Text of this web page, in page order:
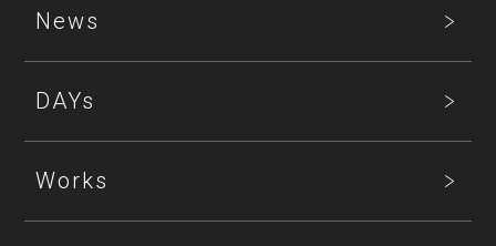
News
DAYs
Works